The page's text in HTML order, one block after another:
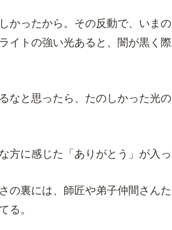
かったから。その反動で、いま
イトの強い光あると、闇が黒く
なと思ったら、たのしかった光
方に感じた「ありがとう」が入っ
の裏には、師匠や弟子仲間さん
る。